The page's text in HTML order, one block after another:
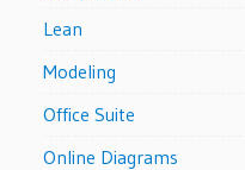
Lean
Modeling
Office Suite
Online Diagrams